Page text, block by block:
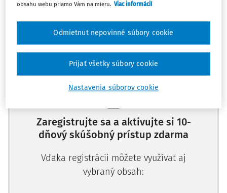
Zákon č. 321/2025 Z. z.o školskej správe a o zmene a
doplnení niektorých zákonov zmenil postavenie rady ško
Máte predplatné?
Zaregistrujte sa a aktivujte si 10-
dňový skúšobný prístup zdarma
Vďaka registrácii môžete využívať aj
vybraný obsah:
obsahu webu priamo Vám na mieru. Viac informácií
Nastavenia súborov cookie
Odmietnut nepovinné súbory cookie
Prijať všetky súbory cookie